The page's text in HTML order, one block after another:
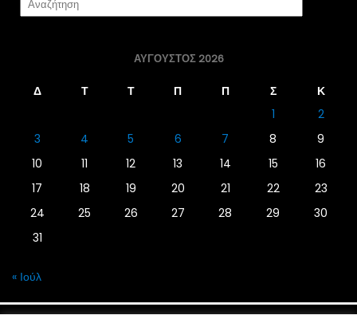
ΑΎΓΟΥΣΤΟΣ 2026
Δ Τ Τ Π Π Σ
Κ
1
2
3
4 5 6 7 8
9
10
11 12 13 14 15
16
17
18 19 20 21 22
23
24
25 26 27 28 29
30
31
« Ιούλ